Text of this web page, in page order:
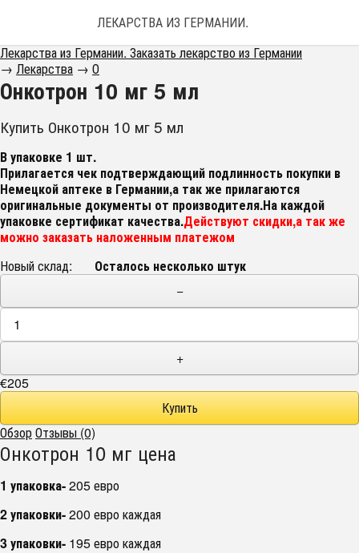
ЛЕКАРСТВА ИЗ ГЕРМАНИИ. ЗАКАЗАТЬ
Лекарства из Германии. Заказать лекарство из Германии
→ Лекарства → О
Онкотрон 10 мг 5 мл
Купить Онкотрон 10 мг 5 мл
В упаковке 1 шт.
Прилагается чек подтверждающий подлинность покупки в
Немецкой аптеке в Германии,а так же прилагаются
оригинальные документы от производителя.На каждой
упаковке сертификат качества.Действуют скидки,а так же
можно заказать наложенным платежом
Новый склад:
Осталось несколько штук
−
+
€205
ОбзорОтзывы (0)
Онкотрон 10 мг цена
1 упаковка-205 евро
2 упаковки-200 евро каждая
3 упаковки- 195 евро каждая